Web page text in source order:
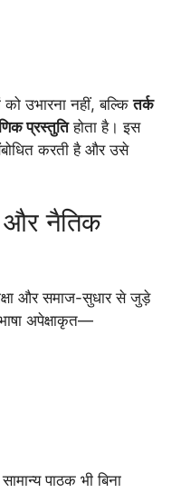
को उभारना नहीं, बल्कितर्क
प्रस्तुतिहोता है। इस
करती है और उसे
और नैतिक
और समाज-सुधार से जुड़े
अपेक्षाकृत—
पाठक भी बिना